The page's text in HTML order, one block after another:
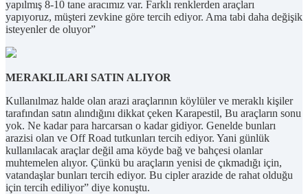
yapılmış 8-10 tane aracımız var. Farklı renklerden araçları
yapıyoruz, müşteri zevkine göre tercih ediyor. Ama tabi daha değişik
isteyenler de oluyor”
MERAKLILARI SATIN ALIYOR
Kullanılmaz halde olan arazi araçlarının köylüler ve meraklı kişiler
tarafından satın alındığını dikkat çeken Karapestil, Bu araçların sonu
yok. Ne kadar para harcarsan o kadar gidiyor. Genelde bunları
arazisi olan ve Off Road tutkunları tercih ediyor. Yani günlük
kullanılacak araçlar değil ama köyde bağ ve bahçesi olanlar
muhtemelen alıyor. Çünkü bu araçların yenisi de çıkmadığı için,
vatandaşlar bunları tercih ediyor. Bu cipler arazide de rahat olduğu
için tercih ediliyor” diye konuştu.